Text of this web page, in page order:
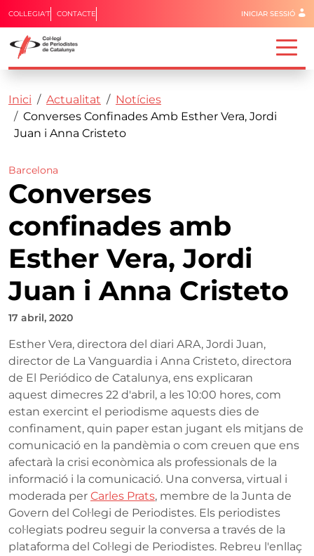
Vés al contingut
Capçalera
COL·LEGIA'T CONTACTE Menú del
INICIAR SESSIÓ
Fil d'ariadna
Inici Actualitat
Notícies
Converses Confinades Amb Esther Vera, Jordi
Juan i Anna Cristeto
Barcelona
Converses
confinades amb
Esther Vera, Jordi
Juan i Anna Cristeto
17 abril, 2020
Esther Vera, directora del diari ARA, Jordi Juan,
director de La Vanguardia i Anna Cristeto, directora
de El Periódico de Catalunya, ens explicaran
aquest dimecres 22 d'abril, a les 10:00 hores, com
estan exercint el periodisme aquests dies de
confinament, quin paper estan jugant els mitjans de
comunicació en la pandèmia o com creuen que ens
afectarà la crisi econòmica als professionals de la
informació i la comunicació. Una conversa, virtual i
moderada per Carles Prats, membre de la Junta de
Govern del Col·legi de Periodistes. Els periodistes
col·legiats podreu seguir la conversa a través de la
plataforma del Col·legi de Periodistes. Rebreu l'enllaç